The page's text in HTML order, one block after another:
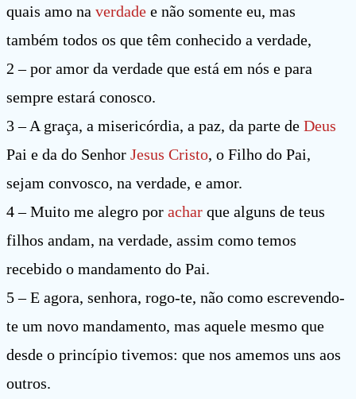
quais amo na verdade e não somente eu, mas
também todos os que têm conhecido a verdade,
2 – por amor da verdade que está em nós e para
sempre estará conosco.
3 – A graça, a misericórdia, a paz, da parte de Deus
Pai e da do Senhor Jesus Cristo, o Filho do Pai,
sejam convosco, na verdade, e amor.
4 – Muito me alegro por achar que alguns de teus
filhos andam, na verdade, assim como temos
recebido o mandamento do Pai.
5 – E agora, senhora, rogo-te, não como escrevendo-
te um novo mandamento, mas aquele mesmo que
desde o princípio tivemos: que nos amemos uns aos
outros.